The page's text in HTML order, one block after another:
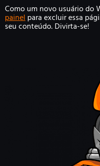
Como um novo usuário do
painelpara excluir essa
seu conteúdo. Divirta-se!